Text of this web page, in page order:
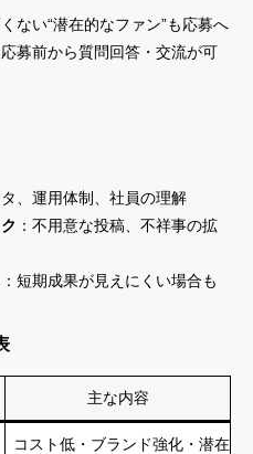
ない“潜在的なファン”も応募へ
応募前から質問回答・交流が可
タ、運用体制、社員の理解
：不用意な投稿、不祥事の拡
：短期成果が見えにくい場合も
主な内容
コスト低・ブランド強化・潜在層